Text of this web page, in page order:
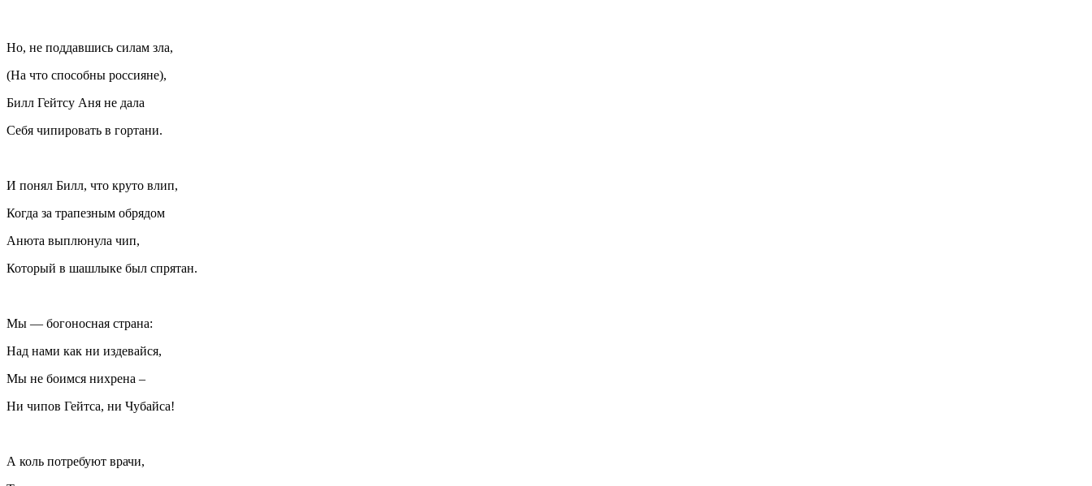
Но, не поддавшись силам зла,
(На что способны россияне),
Билл Гейтсу Аня не дала
Себя чипировать в гортани.
И понял Билл, что круто влип,
Когда за трапезным обрядом
Анюта выплюнула чип,
Который в шашлыке был спрятан.
Мы — богоносная страна:
Над нами как ни издевайся,
Мы не боимся нихрена –
Ни чипов Гейтса, ни Чубайса!
А коль потребуют врачи,